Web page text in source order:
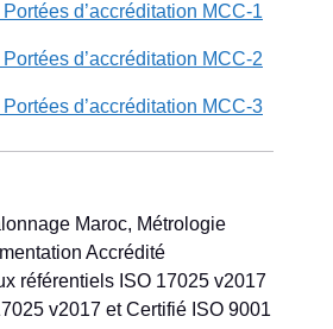
d’accréditation MCC-1
d’accréditation MCC-2
Portées d’accréditation MCC-3
Maroc, Métrologie
Accrédité
référentiels ISO 17025 v2017
v2017 et Certifié ISO 9001